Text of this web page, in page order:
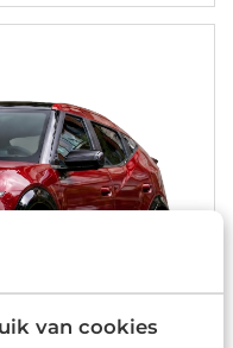
van cookies